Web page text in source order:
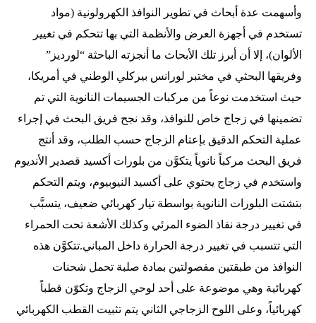
وأسهمت عدة أبحاث في تطوير النوافذ الكهرولونية (مواد
تستخدم في أجهزة العرض والأنظمة التي بها تتحكم في تغيير
الألوان)، إلا أن أبرز تلك الأبحاث ما أنجزته الباحثة “لورديز”
وفريقها البحثي في مختبر لورانس بيركلي الوطني في أمريكا،
حيث استخدمت نوعاً من مركبات الجسيمات النانوية التي تم
تضمينها في زجاج خاص للنوافذ، وقد نجح فريق البحث في إجراء
عملية التحكم الدقيق بإعتام الزجاج حسب الطلب، وقد أنتج
فريق البحث مركباً نانوياً يتكوَّن من بلورات أكسيد قصدير الأنديوم
واستخدم في زجاج يحتوي على أكسيد النيوبيوم، ويتم التحكم
بتشتت البلورات النانوية بواسطة تيار كهربائي ضعيف، يتسبَّب
في تغيير درجة نفاذ الضوء المرئي وكذلك الأشعة تحت الحمراء
التي تتسبب في تغيير درجة الحرارة داخل المباني.تتكوَّن هذه
النوافذ من طبقتين مفصولتين بمادة صلبة تحمل شحنات
كهربائية وهي موضوعة على أحد لوحي الزجاج وتكوّن قطباً
كهربائياً، وعلى اللوح الزجاجي الثاني يتم تثبيت القطب الكهربائي